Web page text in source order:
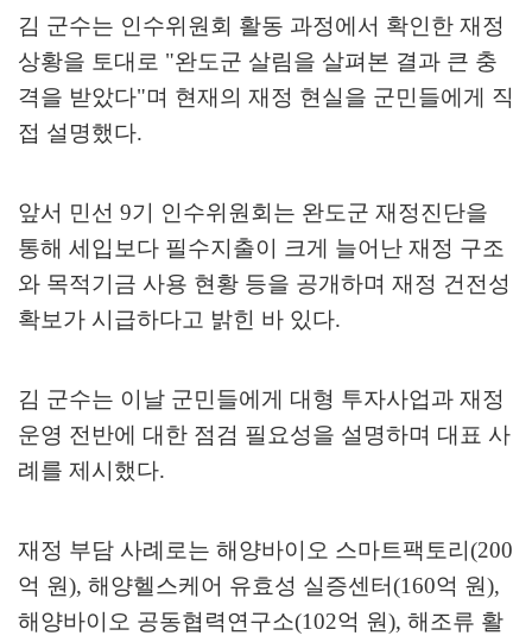
김 군수는 인수위원회 활동 과정에서 확인한 재정
상황을 토대로 "완도군 살림을 살펴본 결과 큰 충
격을 받았다"며 현재의 재정 현실을 군민들에게 직
접 설명했다.
앞서 민선 9기 인수위원회는 완도군 재정진단을
통해 세입보다 필수지출이 크게 늘어난 재정 구조
와 목적기금 사용 현황 등을 공개하며 재정 건전성
확보가 시급하다고 밝힌 바 있다.
김 군수는 이날 군민들에게 대형 투자사업과 재정
운영 전반에 대한 점검 필요성을 설명하며 대표 사
례를 제시했다.
재정 부담 사례로는 해양바이오 스마트팩토리 (200
억 원), 해양헬스케어 유효성 실증센터(160억 원),
해양바이오 공동협력연구소(102억 원), 해조류 활